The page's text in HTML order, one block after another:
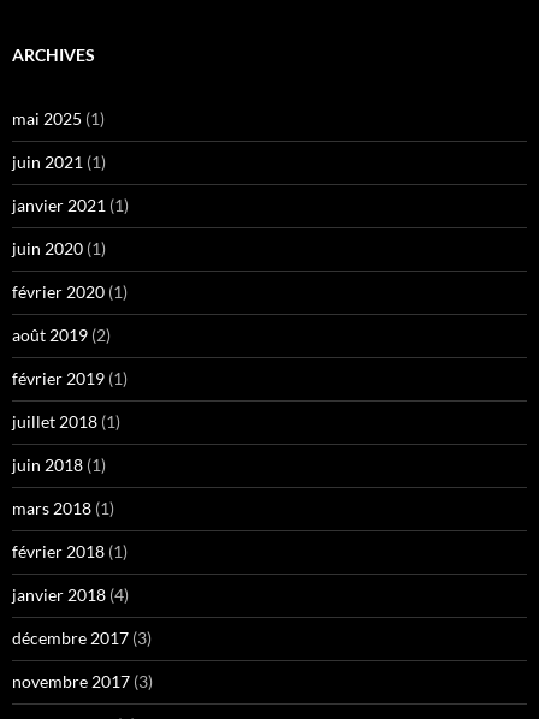
ARCHIVES
mai 2025 (1)
juin 2021 (1)
janvier 2021 (1)
juin 2020 (1)
février 2020 (1)
août 2019 (2)
février 2019 (1)
juillet 2018 (1)
juin 2018 (1)
mars 2018 (1)
février 2018 (1)
janvier 2018 (4)
décembre 2017 (3)
novembre 2017 (3)